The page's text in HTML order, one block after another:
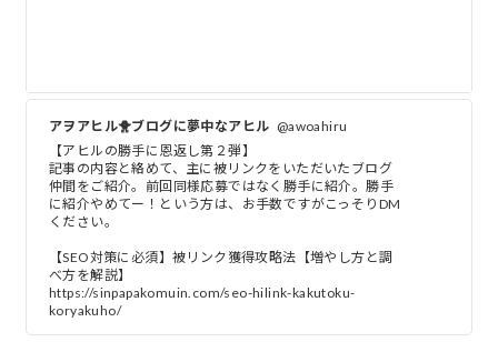
アヲアヒル🐥ブログに夢中なアヒル @awoahiru
【アヒルの勝手に恩返し第２弾】
記事の内容と絡めて、主に被リンクをいただいたブログ
仲間をご紹介。前回同様応募ではなく勝手に紹介。勝手
に紹介やめてー！という方は、お手数ですがこっそりDM
ください。
【SEO対策に必須】被リンク獲得攻略法【増やし方と調
べ方を解説】
https://sinpapakomuin.com/seo-hilink-kakutoku-
koryakuho/